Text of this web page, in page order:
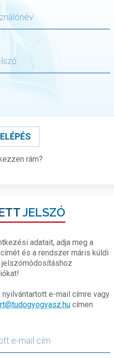
rám?
JELSZÓ
adatait, adja meg a
és a rendszer máris küldi
jelszómódosításhoz
e-mail címre vagy
címen